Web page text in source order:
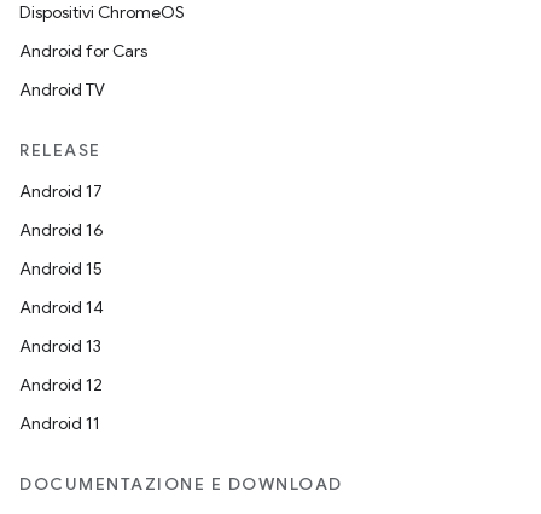
Dispositivi ChromeOS
Android for Cars
Android TV
RELEASE
Android 17
Android 16
Android 15
Android 14
Android 13
Android 12
Android 11
DOCUMENTAZIONE E DOWNLOAD